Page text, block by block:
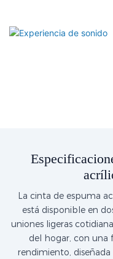
La cinta de espuma
está disponible en
uniones ligeras
del hogar, con una
rendimiento,